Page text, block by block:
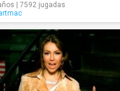
| 7592 jugadas